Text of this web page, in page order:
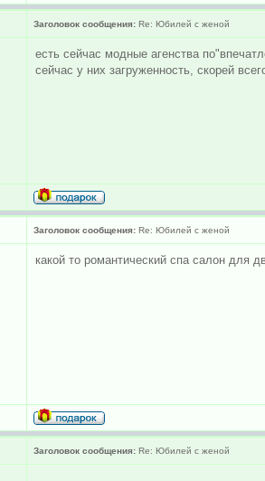
Заголовок сообщения: Re: Юбилей с женой
есть сейчас модные агенства
сейчас у них загруженность, скорей
Заголовок сообщения: Re: Юбилей с женой
какой то романтический спа салон для
Заголовок сообщения: Re: Юбилей с женой